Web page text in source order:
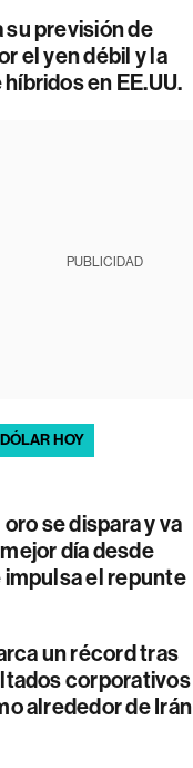
su previsión de
el yen débil y la
en EE.UU.
PUBLICIDAD
HOY
se dispara y va
día desde
el repunte
un récord tras
corporativos
alrededor de Irán